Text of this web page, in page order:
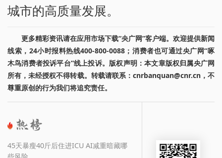
城市的高质量发展。
更多精彩资讯请在应用市场下载“央广网”客户端。欢迎提供新闻
线索，24小时报料热线400-800-0088；消费者也可通过央广网“啄
木鸟消费者投诉平台”线上投诉。版权声明：本文章版权归属央广网
所有，未经授权不得转载。转载请联系：cnrbanquan@cnr.cn，不
尊重原创的行为我们将追究责任。
45天暴瘦40斤后住进ICU AI减重暗藏哪